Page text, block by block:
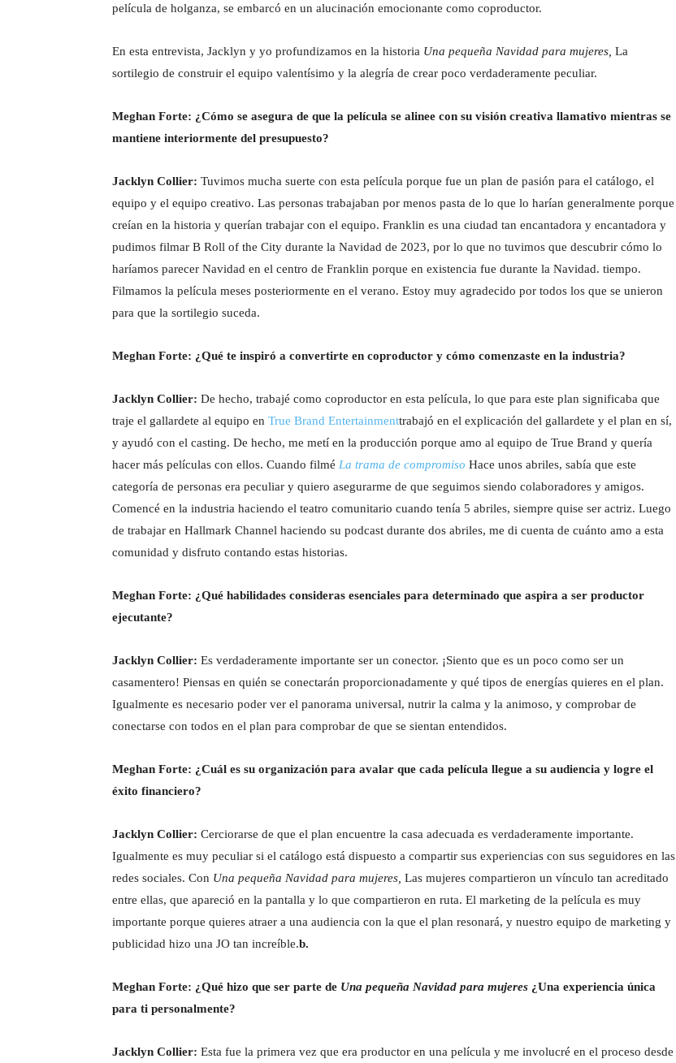
película de holganza, se embarcó en un alucinación emocionante como coproductor.
En esta entrevista, Jacklyn y yo profundizamos en la historia Una pequeña Navidad para mujeres, La
sortilegio de construir el equipo valentísimo y la alegría de crear poco verdaderamente peculiar.
Meghan Forte: ¿Cómo se asegura de que la película se alinee con su visión creativa llamativo mientras se
mantiene interiormente del presupuesto?
Jacklyn Collier: Tuvimos mucha suerte con esta película porque fue un plan de pasión para el catálogo, el
equipo y el equipo creativo. Las personas trabajaban por menos pasta de lo que lo harían generalmente porque
creían en la historia y querían trabajar con el equipo. Franklin es una ciudad tan encantadora y encantadora y
pudimos filmar B Roll of the City durante la Navidad de 2023, por lo que no tuvimos que descubrir cómo lo
haríamos parecer Navidad en el centro de Franklin porque en existencia fue durante la Navidad. tiempo.
Filmamos la película meses posteriormente en el verano. Estoy muy agradecido por todos los que se unieron
para que la sortilegio suceda.
Meghan Forte: ¿Qué te inspiró a convertirte en coproductor y cómo comenzaste en la industria?
Jacklyn Collier: De hecho, trabajé como coproductor en esta película, lo que para este plan significaba que
traje el gallardete al equipo en True Brand Entertainmenttrabajó en el explicación del gallardete y el plan en sí,
y ayudó con el casting. De hecho, me metí en la producción porque amo al equipo de True Brand y quería
hacer más películas con ellos. Cuando filmé La trama de compromiso Hace unos abriles, sabía que este
categoría de personas era peculiar y quiero asegurarme de que seguimos siendo colaboradores y amigos.
Comencé en la industria haciendo el teatro comunitario cuando tenía 5 abriles, siempre quise ser actriz. Luego
de trabajar en Hallmark Channel haciendo su podcast durante dos abriles, me di cuenta de cuánto amo a esta
comunidad y disfruto contando estas historias.
Meghan Forte: ¿Qué habilidades consideras esenciales para determinado que aspira a ser productor
ejecutante?
Jacklyn Collier: Es verdaderamente importante ser un conector. ¡Siento que es un poco como ser un
casamentero! Piensas en quién se conectarán proporcionadamente y qué tipos de energías quieres en el plan.
Igualmente es necesario poder ver el panorama universal, nutrir la calma y la animoso, y comprobar de
conectarse con todos en el plan para comprobar de que se sientan entendidos.
Meghan Forte: ¿Cuál es su organización para avalar que cada película llegue a su audiencia y logre el
éxito financiero?
Jacklyn Collier: Cerciorarse de que el plan encuentre la casa adecuada es verdaderamente importante.
Igualmente es muy peculiar si el catálogo está dispuesto a compartir sus experiencias con sus seguidores en las
redes sociales. Con Una pequeña Navidad para mujeres, Las mujeres compartieron un vínculo tan acreditado
entre ellas, que apareció en la pantalla y lo que compartieron en ruta. El marketing de la película es muy
importante porque quieres atraer a una audiencia con la que el plan resonará, y nuestro equipo de marketing y
publicidad hizo una JO tan increíble.b.
Meghan Forte: ¿Qué hizo que ser parte de Una pequeña Navidad para mujeres ¿Una experiencia única
para ti personalmente?
Jacklyn Collier: Esta fue la primera vez que era productor en una película y me involucré en el proceso desde